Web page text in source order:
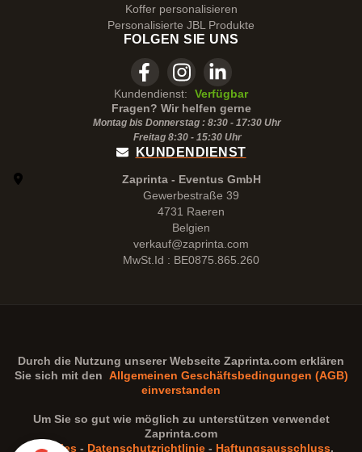
Koffer personalisieren
Personalisierte JBL Produkte
FOLGEN SIE UNS
Kundendienst:
Verfügbar
Fragen? Wir helfen gerne
Montag bis Donnerstag : 8:30 - 17:30 Uhr
Freitag 8:30 - 15:30Uhr
KUNDENDIENST
Zaprinta - Eventus GmbH
Gewerbestraße 39
4731 Raeren
Belgien
verkauf@zaprinta.com
MwSt.Id : BE0875.865.260
Durch die Nutzung unserer Webseite Zaprinta.com erklären
Sie sich mit den Allgemeinen Geschäftsbedingungen (AGB)
einverstanden
Um Sie so gut wie möglich zu unterstützen verwendet
Zaprinta.com
Cookies - Datenschutzrichtlinie - Haftungsausschluss.